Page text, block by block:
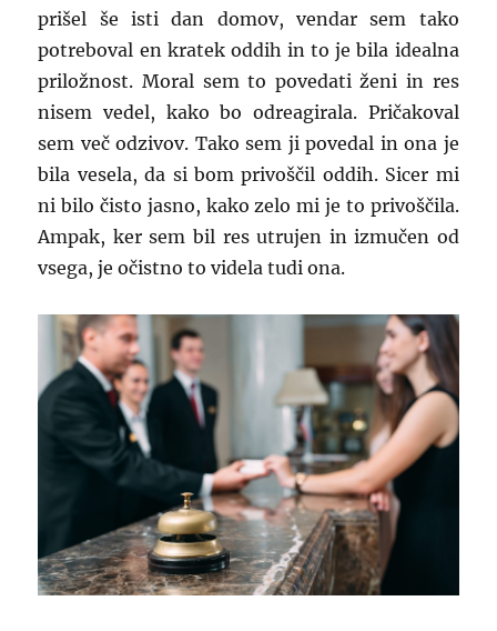
prišel še isti dan domov, vendar sem tako
potreboval en kratek oddih in to je bila idealna
priložnost. Moral sem to povedati ženi in res
nisem vedel, kako bo odreagirala. Pričakoval
sem več odzivov. Tako sem ji povedal in ona je
bila vesela, da si bom privoščil oddih. Sicer mi
ni bilo čisto jasno, kako zelo mi je to privoščila.
Ampak, ker sem bil res utrujen in izmučen od
vsega, je očistno to videla tudi ona.